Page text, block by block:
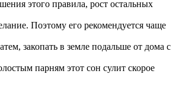
этого правила, рост остальных
Поэтому его рекомендуется чаще
закопать в земле подальше от дома с
парням этот сон сулит скорое